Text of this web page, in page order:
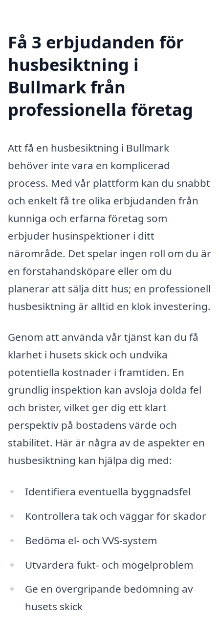
Få 3 erbjudanden för
husbesiktning i
Bullmark från
professionella företag
Att få en husbesiktning i Bullmark
behöver inte vara en komplicerad
process. Med vår plattform kan du snabbt
och enkelt få tre olika erbjudanden från
kunniga och erfarna företag som
erbjuder husinspektioner i ditt
närområde. Det spelar ingen roll om du är
en förstahandsköpare eller om du
planerar att sälja ditt hus; en professionell
husbesiktning är alltid en klok investering.
Genom att använda vår tjänst kan du få
klarhet i husets skick och undvika
potentiella kostnader i framtiden. En
grundlig inspektion kan avslöja dolda fel
och brister, vilket ger dig ett klart
perspektiv på bostadens värde och
stabilitet. Här är några av de aspekter en
husbesiktning kan hjälpa dig med:
Identifiera eventuella byggnadsfel
Kontrollera tak och väggar för skador
Bedöma el- och VVS-system
Utvärdera fukt- och mögelproblem
Ge en övergripande bedömning av
husets skick